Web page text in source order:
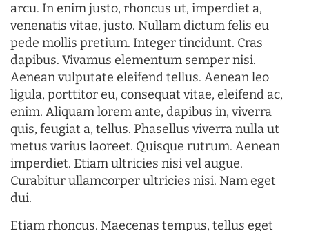
arcu. In enim justo, rhoncus ut, imperdiet a,
venenatis vitae, justo. Nullam dictum felis eu
pede mollis pretium. Integer tincidunt. Cras
dapibus. Vivamus elementum semper nisi.
Aenean vulputate eleifend tellus. Aenean leo
ligula, porttitor eu, consequat vitae, eleifend ac,
enim. Aliquam lorem ante, dapibus in, viverra
quis, feugiat a, tellus. Phasellus viverra nulla ut
metus varius laoreet. Quisque rutrum. Aenean
imperdiet. Etiam ultricies nisi vel augue.
Curabitur ullamcorper ultricies nisi. Nam eget
dui.
Etiam rhoncus. Maecenas tempus, tellus eget